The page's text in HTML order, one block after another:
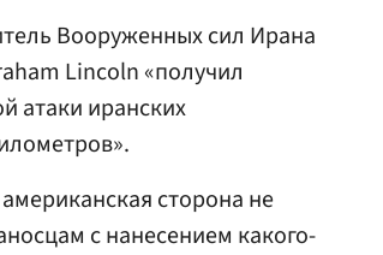
Вооруженных сил Ирана
Lincoln «получил
атаки иранских
сторона не
с нанесением какого-